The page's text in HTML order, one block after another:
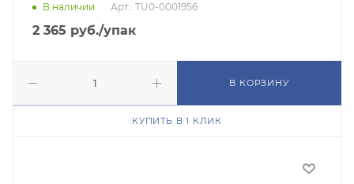
В наличии Арт.: TU0-0001956
2 365 руб./упак
В КОРЗИНУ
КУПИТЬ В 1 КЛИК